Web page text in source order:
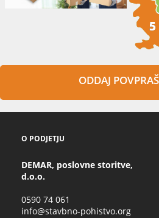
ODDAJ
O PODJETJU
DEMAR, poslovne storitve,
d.o.o.
0590 74 061
info@stavbno-pohistvo.org